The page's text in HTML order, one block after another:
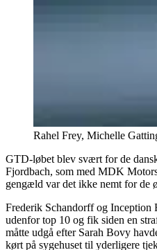
Rahel Frey, Michelle
GTD-løbet blev svært for de
Fjordbach, som med MDK
gengæld var det ikke nemt for de
Frederik Schandorff og Inception
udenfor top 10 og fik siden en
måtte udgå efter Sarah Bovy
kørt på sygehuset til yderligere